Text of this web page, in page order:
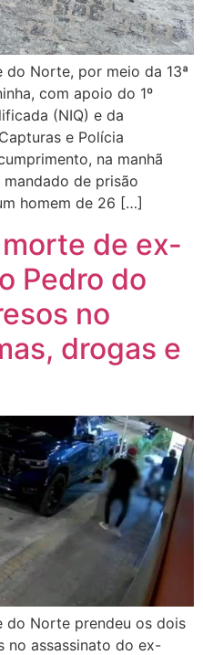
do Norte, por meio da 13ª
com apoio do 1º
(NIQ) e da
e Polícia
na manhã
de prisão
homem de 26 […]
de ex-
Pedro do
no
drogas e
do Norte prendeu os dois
no assassinato do ex-